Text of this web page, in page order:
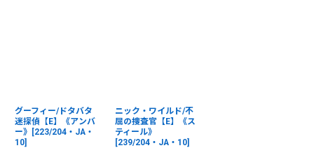
グーフィー/ドタバタ
迷探偵【E】《アンバ
ー》[223/204・JA・
10]
ニック・ワイルド/不
屈の捜査官【E】《ス
ティール》
[239/204・JA・10]